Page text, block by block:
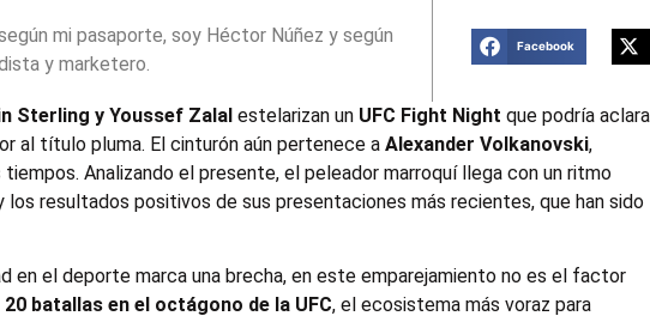
mi pasaporte, soy Héctor Núñez y según
y marketero.
Facebook
Sterling y Youssef Zalal estelarizan un UFC Fight Nightque podría
al título pluma. El cinturón aún pertenece aAlexander Volkanovski,
Analizando el presente, el peleador marroquí llega con un ritmo
los resultados positivos de sus presentaciones más recientes, que han sido
en el deporte marca una brecha, en este emparejamiento no es el factor
20 batallas en el octágono de la UFC, el ecosistema más voraz para